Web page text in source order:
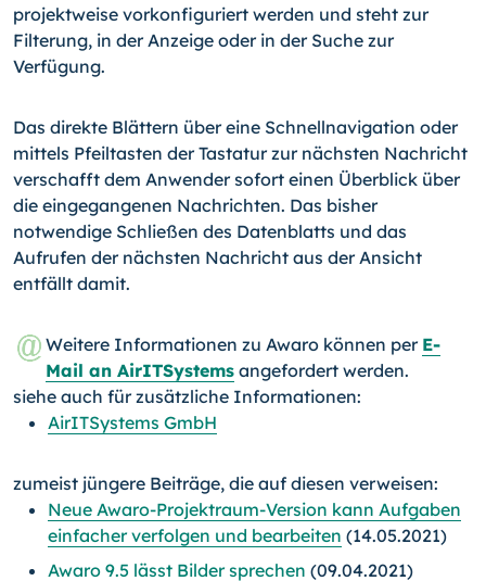
projektweise vorkonfiguriert werden und steht zur
Filterung, in der Anzeige oder in der Suche zur
Verfügung.
Das direkte Blättern über eine Schnellnavigation oder
mittels Pfeiltasten der Tastatur zur nächsten Nachricht
verschafft dem Anwender sofort einen Überblick über
die eingegangenen Nachrichten. Das bisher
notwendige Schließen des Datenblatts und das
Aufrufen der nächsten Nachricht aus der Ansicht
entfällt damit.
Weitere Informationen zu Awaro können per E-
Mail an AirITSystems angefordert werden.
siehe auch für zusätzliche Informationen:
AirITSystems GmbH
zumeist jüngere Beiträge, die auf diesen verweisen:
Neue Awaro-Projektraum-Version kann Aufgaben
einfacher verfolgen und bearbeiten (14.05.2021)
Awaro 9.5 lässt Bilder sprechen (09.04.2021)